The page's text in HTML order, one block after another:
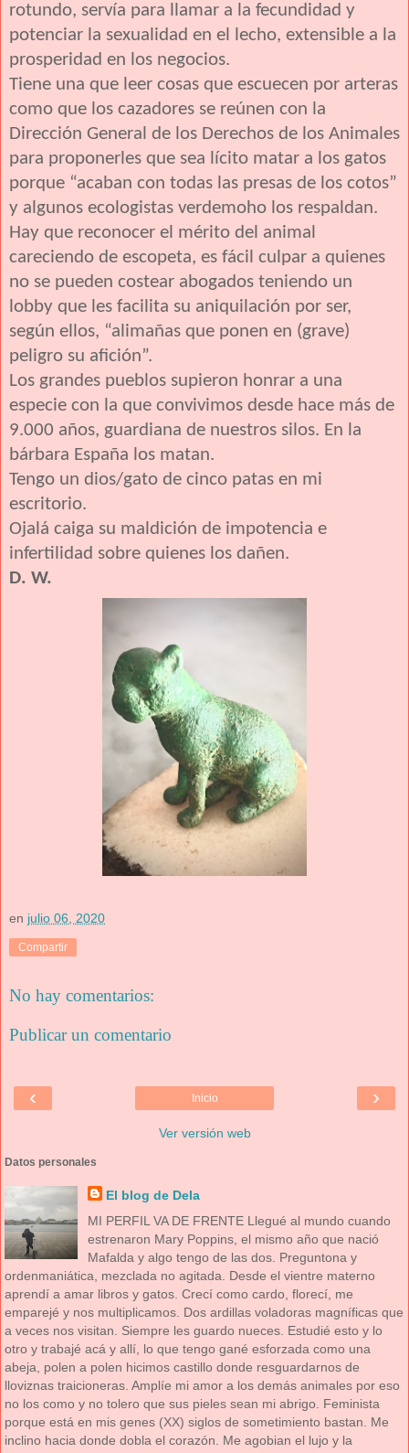
rotundo, servía para llamar a la fecundidad y
potenciar la sexualidad en el lecho, extensible a la
prosperidad en los negocios.
Tiene una que leer cosas que escuecen por arteras
como que los cazadores se reúnen con la
Dirección General de los Derechos de los Animales
para proponerles que sea lícito matar a los gatos
porque “acaban con todas las presas de los cotos”
y algunos ecologistas verdemoho los respaldan.
Hay que reconocer el mérito del animal
careciendo de escopeta, es fácil culpar a quienes
no se pueden costear abogados teniendo un
lobby que les facilita su aniquilación por ser,
según ellos, “alimañas que ponen en (grave)
peligro su afición”.
Los grandes pueblos supieron honrar a una
especie con la que convivimos desde hace más de
9.000 años, guardiana de nuestros silos. En la
bárbara España los matan.
Tengo un dios/gato de cinco patas en mi
escritorio.
Ojalá caiga su maldición de impotencia e
infertilidad sobre quienes los dañen.
D. W.
en julio 06, 2020
Compartir
No hay comentarios:
Publicar un comentario
‹ ›
Inicio
Ver versión web
Datos personales
El blog de Dela
MI PERFIL VA DE FRENTE Llegué al mundo cuando
estrenaron Mary Poppins, el mismo año que nació
Mafalda y algo tengo de las dos. Preguntona y
ordenmaniática, mezclada no agitada. Desde el vientre materno
aprendí a amar libros y gatos. Crecí como cardo, florecí, me
emparejé y nos multiplicamos. Dos ardillas voladoras magníficas que
a veces nos visitan. Siempre les guardo nueces. Estudié esto y lo
otro y trabajé acá y allí, lo que tengo gané esforzada como una
abeja, polen a polen hicimos castillo donde resguardarnos de
lloviznas traicioneras. Amplíe mi amor a los demás animales por eso
no los como y no tolero que sus pieles sean mi abrigo. Feminista
porque está en mis genes (XX) siglos de sometimiento bastan. Me
inclino hacia donde dobla el corazón. Me agobian el lujo y la